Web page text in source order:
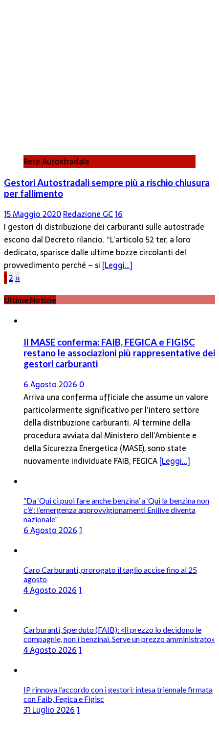
Rete Autostradale
Gestori Autostradali sempre più a rischio chiusura
per fallimento
15 Maggio 2020Redazione GC16
I gestori di distribuzione dei carburanti sulle autostrade
escono dal Decreto rilancio. “L’articolo 52 ter, a loro
dedicato, sparisce dalle ultime bozze circolanti del
provvedimento perché – si [Leggi…]
Paginazione
degli
articoli
12»
Ultime Notizie
Il MASE conferma: FAIB, FEGICA e FIGISC
restano le associazioni più rappresentative dei
gestori carburanti
6 Agosto 20260
Arriva una conferma ufficiale che assume un valore
particolarmente significativo per l’intero settore
della distribuzione carburanti. Al termine della
procedura avviata dal Ministero dell’Ambiente e
della Sicurezza Energetica (MASE), sono state
nuovamente individuate FAIB, FEGICA[Leggi...]
“Da ‘Qui ci puoi fare anche benzina’ a ‘Qui la benzina non
c’è’: l’emergenza approvvigionamenti Enilive diventa
nazionale”
6 Agosto 20261
Caro Carburanti, prorogato il taglio accise fino al 25
agosto
4 Agosto 20261
Carburanti, Sperduto (FAIB): «Il prezzo lo decidono le
compagnie, non i benzinai. Serve un prezzo amministrato»
4 Agosto 20261
IP rinnova l’accordo con i gestori: intesa triennale firmata
con Faib, Fegica e Figisc
31 Luglio 20261